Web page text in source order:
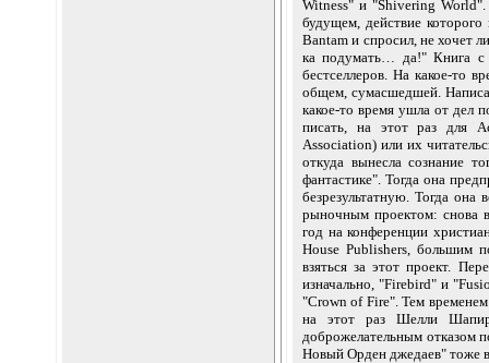
Witness" и "Shivering
будущем, действие
Bantam и спросил, не хочет
ка подумать… да!" Книга с
бестселлеров. На какое-то
общем, сумасшедшей.
какое-то время ушла от дел
писать, на этот раз для
Association) или их
откуда вынесла сознание
фантастике". Тогда она
безрезультатную. Тогда
рыночным проектом: снова
год на конференции
House Publishers, большим
взяться за этот проект.
изначально, "Firebird" и
"Crown of Fire". Тем
на этот раз Шелли
доброжелательным отказом
Новый Орден джедаев" тоже